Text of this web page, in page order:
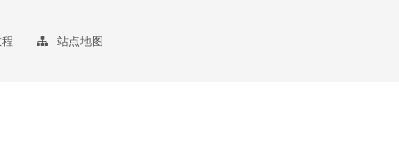
程 站点地图